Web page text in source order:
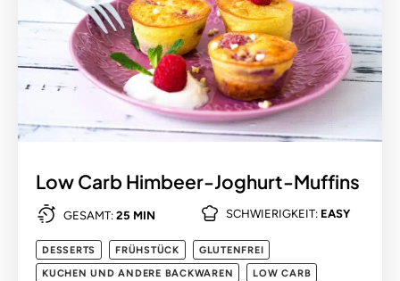
Low Carb Himbeer-Joghurt-Muffins
GESAMT: 25 MIN SCHWIERIGKEIT: EASY
DESSERTS FRÜHSTÜCK
GLUTENFREI
KUCHEN UND ANDERE BACKWAREN
LOW CARB